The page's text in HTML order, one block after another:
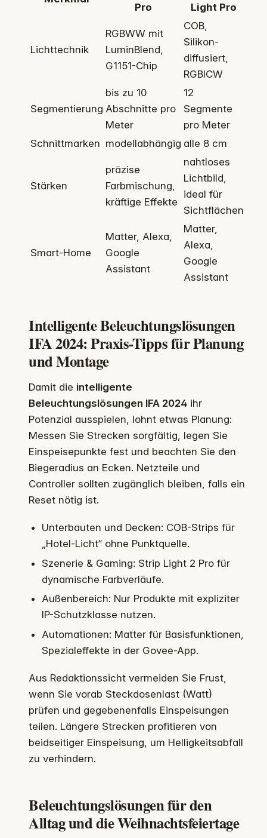
Pro
Light Pro
Lichttechnik
RGBWW mit
LuminBlend,
G1151-Chip
COB,
Silikon-
diffusiert,
RGBICW
Segmentierung
bis zu 10
Abschnitte pro
Meter
12
Segmente
pro Meter
Schnittmarken modellabhängig alle 8 cm
Stärken
präzise
Farbmischung,
kräftige Effekte
nahtloses
Lichtbild,
ideal für
Sichtflächen
Smart-Home
Matter, Alexa,
Google
Assistant
Matter,
Alexa,
Google
Assistant
Intelligente Beleuchtungslösungen
IFA 2024: Praxis-Tipps für Planung
und Montage
Damit die intelligente
Beleuchtungslösungen IFA 2024 ihr
Potenzial ausspielen, lohnt etwas Planung:
Messen Sie Strecken sorgfältig, legen Sie
Einspeisepunkte fest und beachten Sie den
Biegeradius an Ecken. Netzteile und
Controller sollten zugänglich bleiben, falls ein
Reset nötig ist.
Unterbauten und Decken: COB-Strips für
„Hotel-Licht“ ohne Punktquelle.
Szenerie & Gaming: Strip Light 2 Pro für
dynamische Farbverläufe.
Außenbereich: Nur Produkte mit expliziter
IP-Schutzklasse nutzen.
Automationen: Matter für Basisfunktionen,
Spezialeffekte in der Govee-App.
Aus Redaktionssicht vermeiden Sie Frust,
wenn Sie vorab Steckdosenlast (Watt)
prüfen und gegebenenfalls Einspeisungen
teilen. Längere Strecken profitieren von
beidseitiger Einspeisung, um Helligkeitsabfall
zu verhindern.
Beleuchtungslösungen für den
Alltag und die Weihnachtsfeiertage